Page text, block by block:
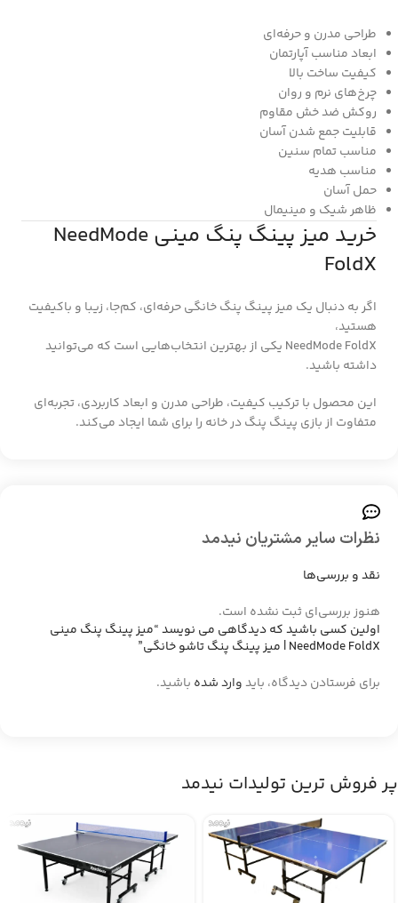
طراحی مدرن و حرفه‌ای
ابعاد مناسب آپارتمان
کیفیت ساخت بالا
چرخ‌های نرم و روان
روکش ضد خش مقاوم
قابلیت جمع شدن آسان
مناسب تمام سنین
مناسب هدیه
حمل آسان
ظاهر شیک و مینیمال
خرید میز پینگ پنگ مینی NeedMode
FoldX
اگر به دنبال یک میز پینگ پنگ خانگی حرفه‌ای، کم‌جا، زیبا و باکیفیت
هستید،
NeedMode FoldX یکی از بهترین انتخاب‌هایی است که می‌توانید
داشته باشید.
این محصول با ترکیب کیفیت، طراحی مدرن و ابعاد کاربردی، تجربه‌ای
متفاوت از بازی پینگ پنگ در خانه را برای شما ایجاد می‌کند.
نظرات سایر مشتریان نیدمد
نقد و بررسی‌ها
هنوز بررسی‌ای ثبت نشده است.
اولین کسی باشید که دیدگاهی می نویسد “میز پینگ پنگ مینی
NeedMode FoldX | میز پینگ پنگ تاشو خانگی”
برای فرستادن دیدگاه، بایدوارد شده باشید.
پر فروش ترین تولیدات نیدمد